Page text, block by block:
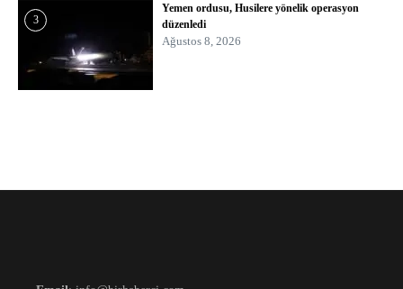
3
Yemen ordusu, Husilere yönelik operasyon
düzenledi
Ağustos 8, 2026